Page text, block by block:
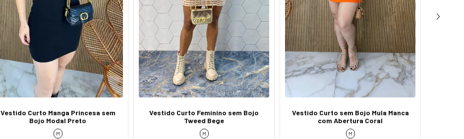
Vestido Curto Manga Princesa sem
Bojo Modal Preto
M
Vestido Curto Feminino sem Bojo
Tweed Bege
M
Vestido Curto sem Bojo Mula Manca
com Abertura Coral
M